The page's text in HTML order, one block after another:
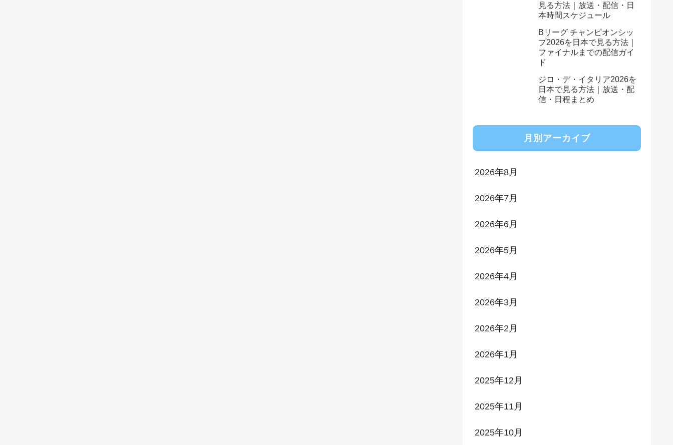
見る方法｜放送・配信・日
本時間スケジュール
Bリーグ チャンピオンシッ
プ2026を日本で見る方法｜
ファイナルまでの配信ガイ
ド
ジロ・デ・イタリア2026を
日本で見る方法｜放送・配
信・日程まとめ
月別アーカイブ
2026年8月
2026年7月
2026年6月
2026年5月
2026年4月
2026年3月
2026年2月
2026年1月
2025年12月
2025年11月
2025年10月